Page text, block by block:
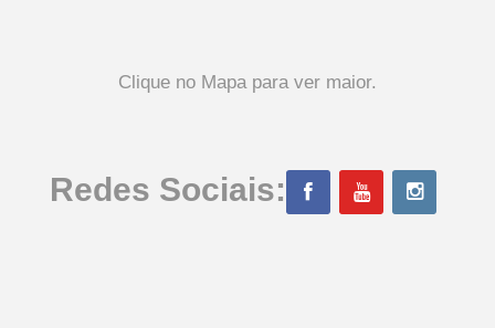
Clique no Mapa para ver maior.
Redes Sociais: